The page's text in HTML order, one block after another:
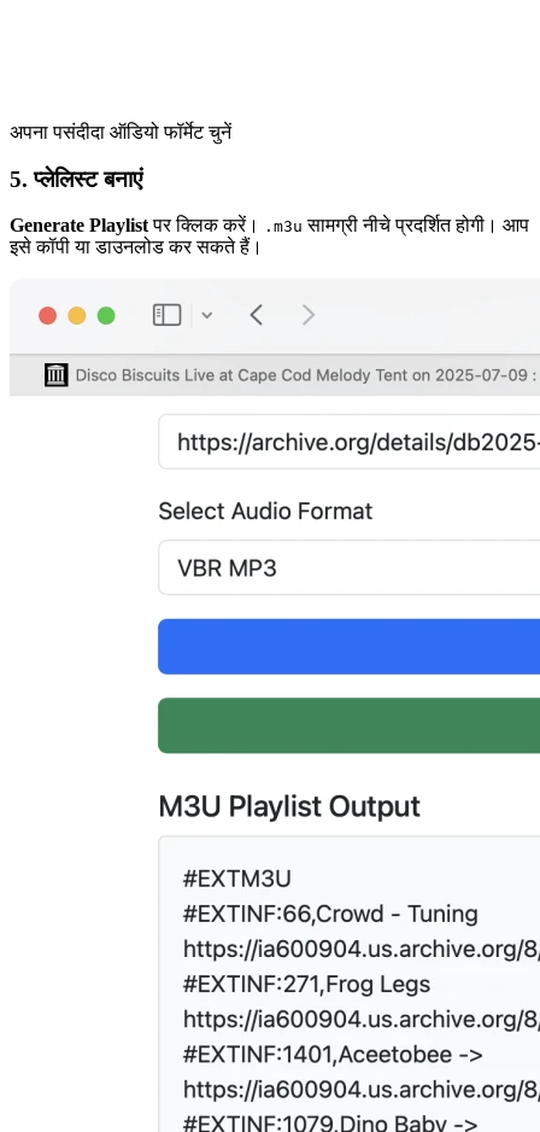
अपना पसंदीदा ऑडियो फॉर्मेट चुनें
5. प्लेलिस्ट बनाएं
Generate Playlistपर क्लिक करें। .m3u सामग्री नीचे प्रदर्शित होगी। आप
इसे कॉपी या डाउनलोड कर सकते हैं।